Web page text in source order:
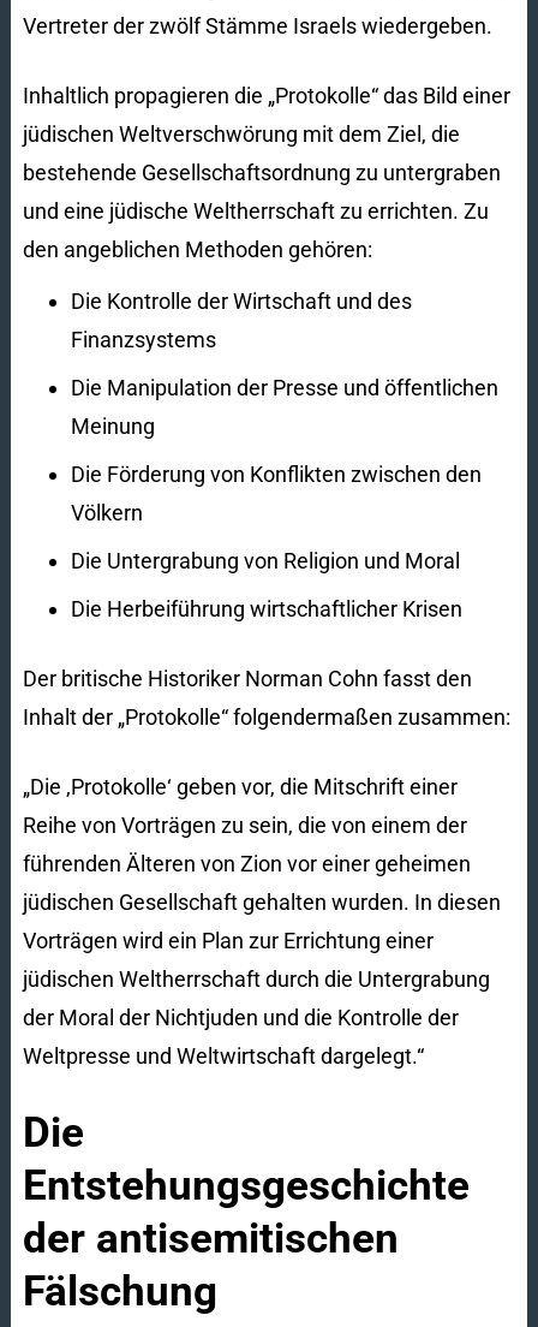
Vertreter der zwölf Stämme Israels wiedergeben.
Inhaltlich propagieren die „Protokolle“ das Bild einer
jüdischen Weltverschwörung mit dem Ziel, die
bestehende Gesellschaftsordnung zu untergraben
und eine jüdische Weltherrschaft zu errichten. Zu
den angeblichen Methoden gehören:
Die Kontrolle der Wirtschaft und des
Finanzsystems
Die Manipulation der Presse und öffentlichen
Meinung
Die Förderung von Konflikten zwischen den
Völkern
Die Untergrabung von Religion und Moral
Die Herbeiführung wirtschaftlicher Krisen
Der britische Historiker Norman Cohn fasst den
Inhalt der „Protokolle“ folgendermaßen zusammen:
„Die ‚Protokolle‘ geben vor, die Mitschrift einer
Reihe von Vorträgen zu sein, die von einem der
führenden Älteren von Zion vor einer geheimen
jüdischen Gesellschaft gehalten wurden. In diesen
Vorträgen wird ein Plan zur Errichtung einer
jüdischen Weltherrschaft durch die Untergrabung
der Moral der Nichtjuden und die Kontrolle der
Weltpresse und Weltwirtschaft dargelegt.“
Die
Entstehungsgeschichte
der antisemitischen
Fälschung